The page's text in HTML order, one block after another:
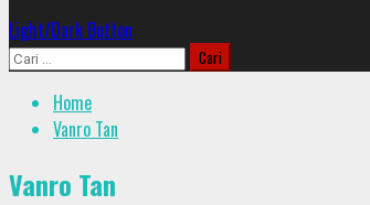
Light/Dark Button
Cari
Home
Vanro Tan
Vanro Tan